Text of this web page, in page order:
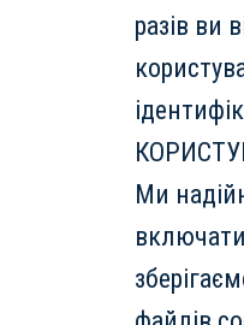
разів ви
Ми